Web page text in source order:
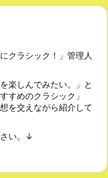
クラシック！」管理人
楽しんでみたい。」と
すめのクラシック」
を交えながら紹介して
い。↓